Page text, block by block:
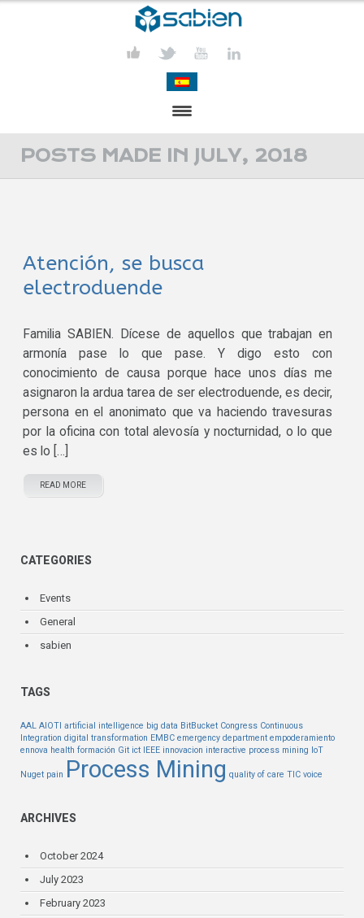
PRESENTATION
ACTIVITIES
MEDIA
CONTACT
POSTS MADE IN JULY, 2018
Atención, se busca
electroduende
Familia SABIEN. Dícese de aquellos que trabajan en
armonía pase lo que pase. Y digo esto con
conocimiento de causa porque hace unos días me
asignaron la ardua tarea de ser electroduende, es decir,
persona en el anonimato que va haciendo travesuras
por la oficina con total alevosía y nocturnidad, o lo que
es lo […]
READ MORE
CATEGORIES
Events
General
sabien
TAGS
AAL AIOTI artificial intelligence big data BitBucket Congress Continuous
Integration digital transformation EMBC emergency department empoderamiento
ennova health formación Git ict IEEE innovacion interactive process mining IoT
Nuget pain Process Mining quality of care TIC voice
ARCHIVES
October 2024
July 2023
February 2023